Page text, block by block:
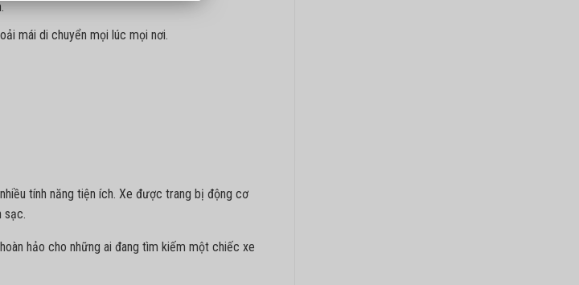
mái di chuyển mọi lúc mọi nơi.
tính năng tiện ích. Xe được trang bị động cơ
sạc.
hảo cho những ai đang tìm kiếm một chiếc xe